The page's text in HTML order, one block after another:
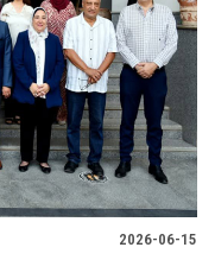
2026-06-15